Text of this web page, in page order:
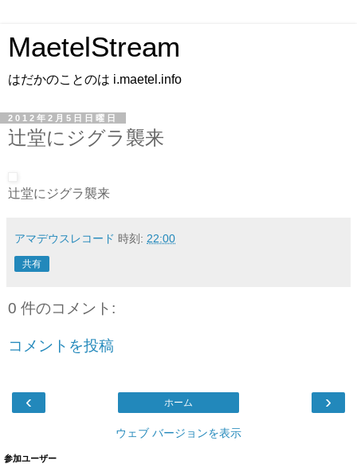
MaetelStream
はだかのことのは i.maetel.info
2012年2月5日日曜日
辻堂にジグラ襲来
辻堂にジグラ襲来
アマデウスレコード 時刻: 22:00
共有
0 件のコメント:
コメントを投稿
‹ ›
ホーム
ウェブ バージョンを表示
参加ユーザー